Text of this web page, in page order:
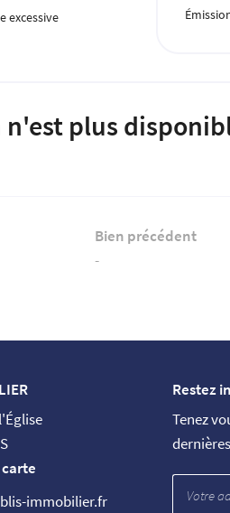
excessive
n'est plus
Bien précédent
-
Restez
Tenez